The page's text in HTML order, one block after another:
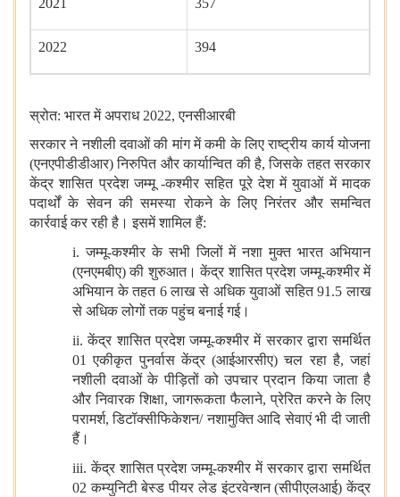
2021 357
2022 394
स्रोत: भारत में अपराध2022,एनसीआरबी
सरकार ने नशीली दवाओं की मांग में कमी के लिए राष्ट्रीय कार्य योजना
(एनएपीडीडीआर) निरुपित और कार्यान्वित की है,जिसके तहत सरकार
केंद्र शासित प्रदेश जम्मू -कश्मीर सहित पूरे देश में युवाओं में मादक
पदार्थों के सेवन की समस्या रोकने के लिए निरंतर और समन्वित
कार्रवाई कर रही है। इसमें शामिल हैं:
i. जम्मू-कश्मीर के सभी जिलों में नशा मुक्त भारत अभियान
(एनएमबीए) की शुरुआत। केंद्र शासित प्रदेश जम्मू-कश्मीर में
अभियान के तहत 6 लाख से अधिक युवाओं सहित 91.5 लाख
से अधिक लोगों तक पहुंच बनाई गई।
ii. केंद्र शासित प्रदेश जम्मू-कश्मीर में सरकार द्वारा समर्थित
01 एकीकृत पुनर्वास केंद्र (आईआरसीए) चल रहा है,जहां
नशीली दवाओं के पीड़ितों को उपचार प्रदान किया जाता है
और निवारक शिक्षा,जागरूकता फैलाने,प्रेरित करने के लिए
परामर्श,डिटॉक्सीफिकेशन/ नशामुक्ति आदि सेवाएं भी दी जाती
हैं।
iii. केंद्र शासित प्रदेश जम्मू-कश्मीर में सरकार द्वारा समर्थित
02 कम्‍युनिटी बेस्‍ड पीयर लेड इंटरवेन्‍शन (सीपीएलआई) केंद्र